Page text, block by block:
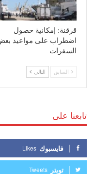
قرقنة: إمكانية حصول
اضطراب على مواعيد
السفرات
السابق التالي
تابعنا على
فايسبوك Likes
تويتر Tweets